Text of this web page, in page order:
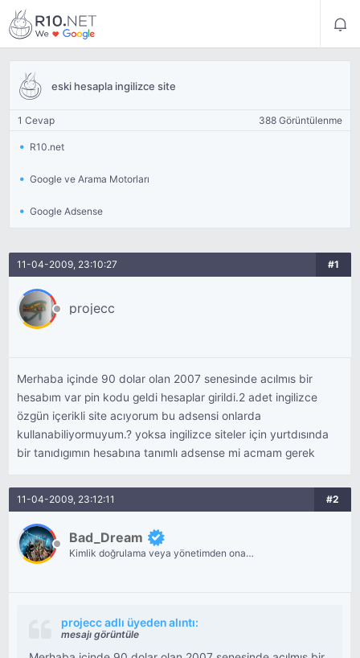
eski hesapla ingilizce site
1 Cevap 388 Görüntülenme
R10.net
Google ve Arama Motorları
Google Adsense
11-04-2009, 23:10:27 #1
projecc
Merhaba içinde 90 dolar olan 2007 senesinde acılmıs bir
hesabım var pin kodu geldi hesaplar girildi.2 adet ingilizce
özgün içerikli site acıyorum bu adsensi onlarda
kullanabiliyormuyum.? yoksa ingilizce siteler için yurtdısında
bir tanıdıgımın hesabına tanımlı adsense mi acmam gerek
11-04-2009, 23:12:11 #2
Bad_Dream
Kimlik doğrulama veya yönetimden onay
projecc adlı üyeden alıntı:
mesajı görüntüle